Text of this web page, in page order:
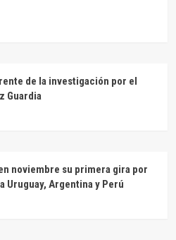
de la investigación por el
Guardia
noviembre su primera gira por
Uruguay, Argentina y Perú